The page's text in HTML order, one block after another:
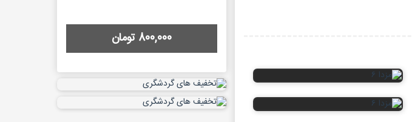
800,000 تومان